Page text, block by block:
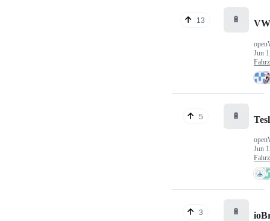
13 🔋
Jun
5 🔋
Jun
3 🔋